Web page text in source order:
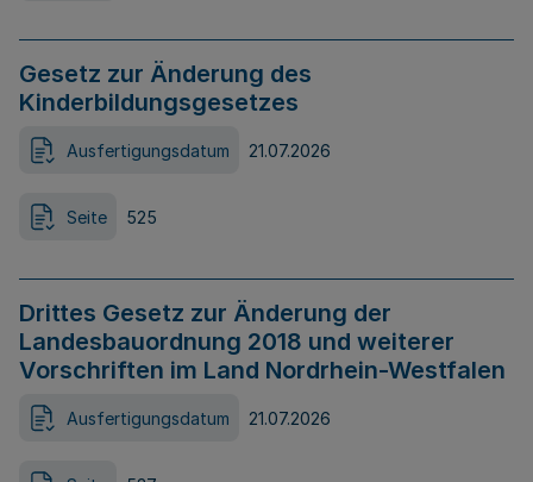
Gesetz zur Änderung des
Kinderbildungsgesetzes
Ausfertigungsdatum 21.07.2026
Seite 525
Drittes Gesetz zur Änderung der
Landesbauordnung 2018 und weiterer
Vorschriften im Land Nordrhein-Westfalen
Ausfertigungsdatum 21.07.2026